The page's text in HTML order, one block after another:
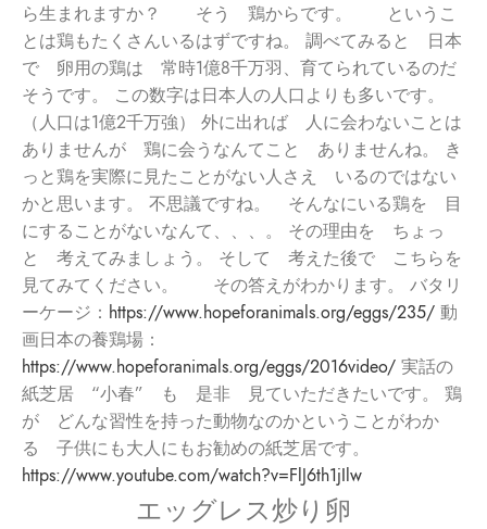
ら生まれますか？ そう 鶏からです。 というこ
とは鶏もたくさんいるはずですね。 調べてみると 日本
で 卵用の鶏は 常時1億8千万羽、育てられているのだ
そうです。 この数字は日本人の人口よりも多いです。
（人口は1億2千万強） 外に出れば 人に会わないことは
ありませんが 鶏に会うなんてこと ありませんね。 き
っと鶏を実際に見たことがない人さえ いるのではない
かと思います。 不思議ですね。 そんなにいる鶏を 目
にすることがないなんて、、、。 その理由を ちょっ
と 考えてみましょう。 そして 考えた後で こちらを
見てみてください。 その答えがわかります。 バタリ
ーケージ： https://www.hopeforanimals.org/eggs/235/ 動
画日本の養鶏場：
https://www.hopeforanimals.org/eggs/2016video/ 実話の
紙芝居 “小春” も 是非 見ていただきたいです。 鶏
が どんな習性を持った動物なのかということがわか
る 子供にも大人にもお勧めの紙芝居です。
https://www.youtube.com/watch?v=FlJ6th1jIlw
エッグレス炒り卵